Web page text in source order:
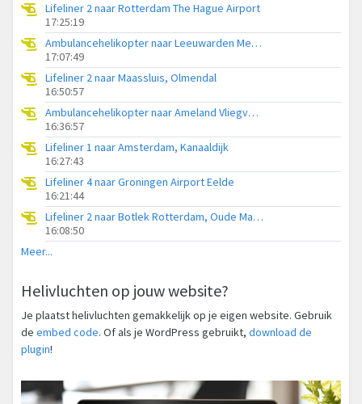
Lifeliner 2 naar Rotterdam The Hague Airport
17:25:19
Ambulancehelikopter naar Leeuwarden Medical Center Heliport
17:07:49
Lifeliner 2 naar Maassluis, Olmendal
16:50:57
Ambulancehelikopter naar Ameland Vliegveld Ballum
16:36:57
Lifeliner 1 naar Amsterdam, Kanaaldijk
16:27:43
Lifeliner 4 naar Groningen Airport Eelde
16:21:44
Lifeliner 2 naar Botlek Rotterdam, Oude Maasweg
16:08:50
Meer...
Helivluchten op jouw website?
Je plaatst helivluchten gemakkelijk op je eigen website. Gebruik
de embed code. Of als je WordPress gebruikt, download de
plugin!